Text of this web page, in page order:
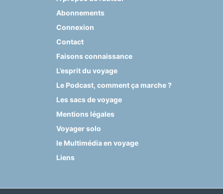
Abonnements
Connexion
Contact
Faisons connaissance
L’esprit du voyage
Le Podcast, comment ça marche ?
Les sacs de voyage
Mentions légales
Voyager solo
le Multimédia en voyage
Liens